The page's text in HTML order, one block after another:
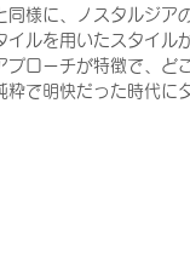
同様に、ノスタルジア
イルを用いたスタイル
プローチが特徴で、ど
粋で明快だった時代に